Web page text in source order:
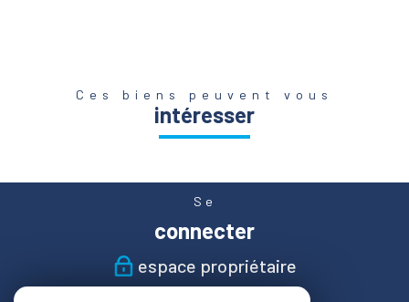
Ces biens peuvent vous
intéresser
Se
connecter
espace propriétaire